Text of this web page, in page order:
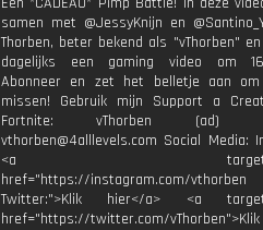
samen met @JessyKnijn en
Thorben, beter bekend als "vThorben"
dagelijks een gaming video om
Abonneer en zet het belletje aan
missen! Gebruik mijn Support a
Fortnite: vThorben (ad)
vthorben@4alllevels.com Social Media:
<a
href="https://instagram.com/vthorben
Twitter:">Klik hier</a> <a
href="https://twitter.com/